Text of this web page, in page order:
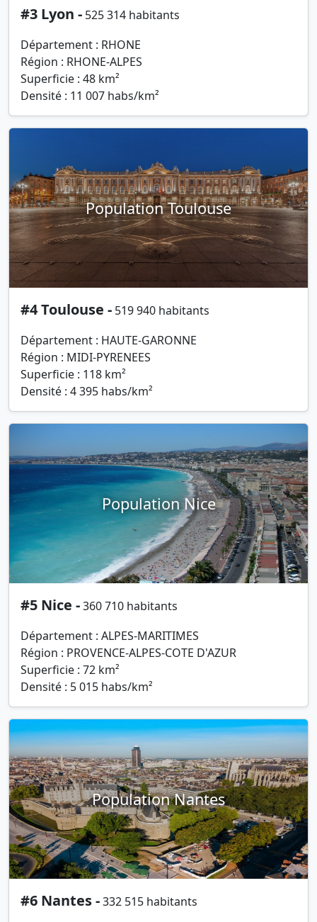
#3 Lyon - 525 314 habitants
Département : RHONE
Région : RHONE-ALPES
Superficie : 48 km²
Densité : 11 007 habs/km²
Population Toulouse
#4 Toulouse - 519 940 habitants
Département : HAUTE-GARONNE
Région : MIDI-PYRENEES
Superficie : 118 km²
Densité : 4 395 habs/km²
Population Nice
#5 Nice -360 710 habitants
Département : ALPES-MARITIMES
Région : PROVENCE-ALPES-COTE D'AZUR
Superficie : 72 km²
Densité : 5 015 habs/km²
Population Nantes
#6 Nantes -332 515 habitants